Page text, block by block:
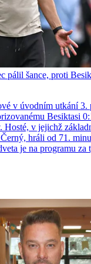
pálil šance, proti
v úvodním utkání 3.
Besiktasi
v jejichž
hráli od 71.
je na programu za